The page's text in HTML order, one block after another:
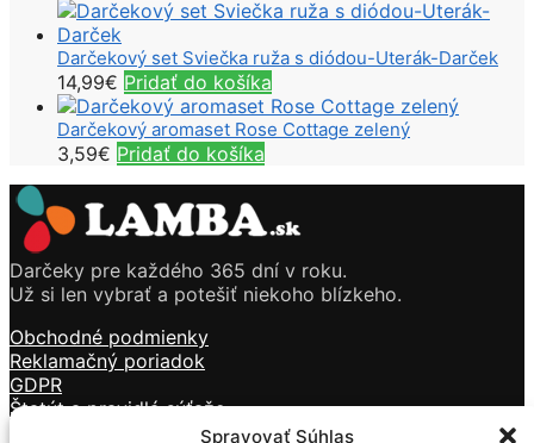
Spravovať Súhlas
Darčekový set Sviečka ruža s diódou-Uterák-Darček
14,99€ Pridať do košíka
Darčekový aromaset Rose Cottage zelený
3,59€ Pridať do košíka
Darčeky pre každého 365 dní v roku.
Už si len vybrať a potešiť niekoho blízkeho.
Obchodné podmienky
Reklamačný poriadok
GDPR
Štatút a pravidlá súťaže